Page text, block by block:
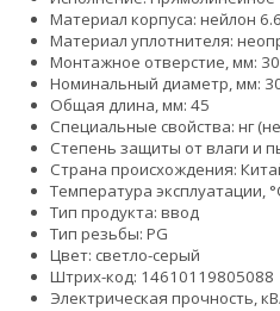
Материал корпуса: нейлон 6.6
Материал уплотнителя:
Монтажное отверстие, мм:
Номинальный диаметр, мм:
Общая длина, мм: 45
Специальные свойства: нг
Степень защиты от влаги и
Страна происхождения:
Температура эксплуатации,
Тип продукта: ввод
Тип резьбы: PG
Цвет: светло-серый
Штрих-код: 14610119805088
Электрическая прочность,